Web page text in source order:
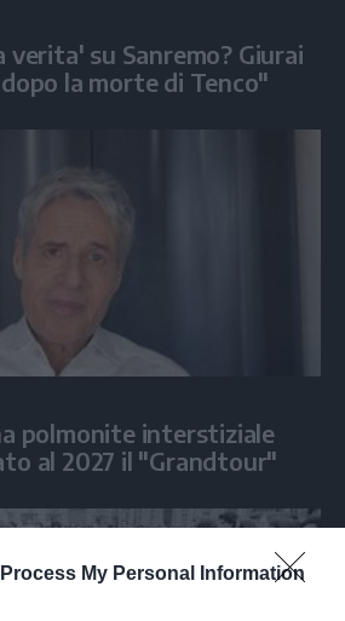
My Personal Information
verita' su Sanremo? Giurai
la morte di Tenco"
polmonite interstiziale
al 2027 il "Grandtour"